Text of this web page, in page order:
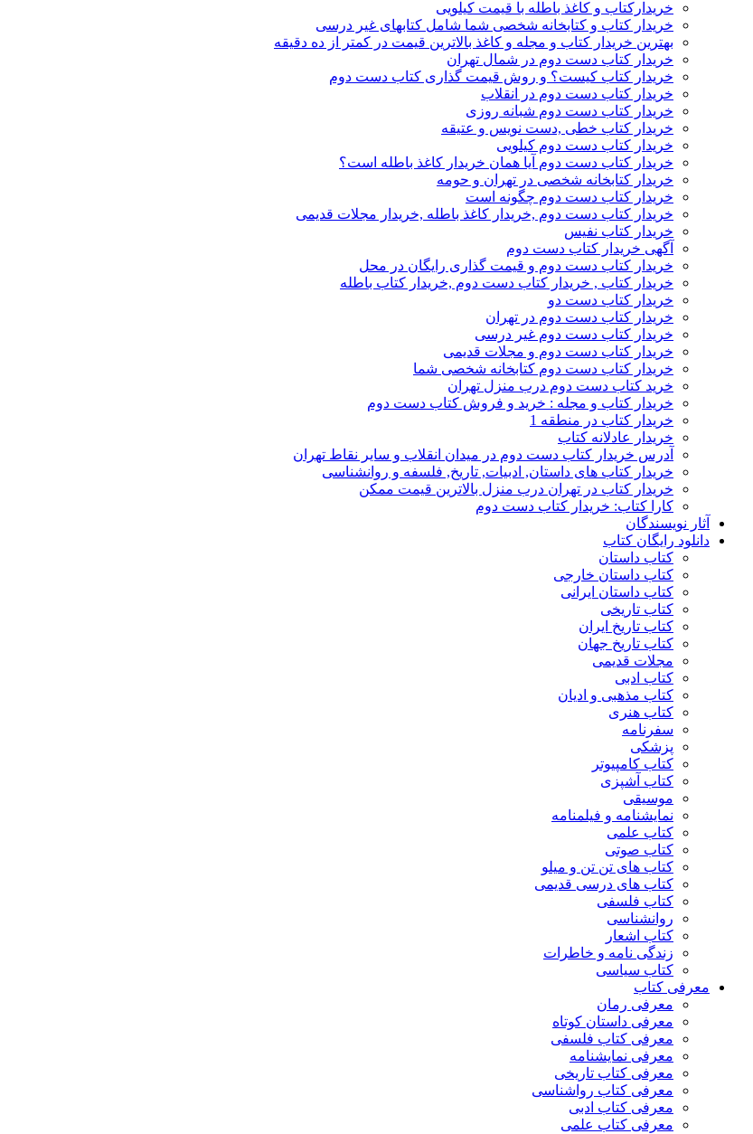
خریدارکتاب و کاغذ باطله با قیمت کیلویی
خریدار کتاب و کتابخانه شخصی شما شامل کتابهای غیر درسی
بهترین خریدار کتاب و مجله و کاغذ بالاترین قیمت در کمتر از ده دقیقه
خریدار کتاب دست دوم در شمال تهران
خریدار کتاب کیست؟ و روش قیمت گذاری کتاب دست دوم
خریدار کتاب دست دوم در انقلاب
خریدار کتاب دست دوم شبانه روزی
خریدار کتاب خطی ,دست نویس و عتیقه
خریدار کتاب دست دوم کیلویی
خریدار کتاب دست دوم آیا همان خریدار کاغذ باطله است؟
خریدار کتابخانه شخصی در تهران و حومه
خریدار کتاب دست دوم چگونه است
خریدار کتاب دست دوم ,خریدار کاغذ باطله ,خریدار مجلات قدیمی
خریدار کتاب نفیس
آگهی خریدار کتاب دست دوم
خریدار کتاب دست دوم و قیمت گذاری رایگان در محل
خریدار کتاب , خریدار کتاب دست دوم ,خریدار کتاب باطله
خریدار کتاب دست دو
خریدار کتاب دست دوم در تهران
خریدار کتاب دست دوم غیر درسی
خریدار کتاب دست دوم و مجلات قدیمی
خریدار کتاب دست دوم کتابخانه شخصی شما
خرید کتاب دست دوم درب منزل تهران
خریدار کتاب و مجله : خرید و فروش کتاب دست دوم
خریدار کتاب در منطقه 1
خریدار عادلانه کتاب
آدرس خریدار کتاب دست دوم در میدان انقلاب و سایر نقاط تهران
خریدار کتاب های داستان, ادبیات, تاریخ, فلسفه و روانشناسی
خریدار کتاب در تهران درب منزل بالاترین قیمت ممکن
کارا کتاب: خریدار کتاب دست دوم
آثار نویسندگان
دانلود رایگان کتاب
کتاب داستان
کتاب داستان خارجی
کتاب داستان ایرانی
کتاب تاریخی
کتاب تاریخ ایران
کتاب تاریخ جهان
مجلات قدیمی
کتاب ادبی
کتاب مذهبی و ادیان
کتاب هنری
سفرنامه
پزشکی
کتاب کامپیوتر
کتاب آشپزی
موسیقی
نمایشنامه و فیلمنامه
کتاب علمی
کتاب صوتی
کتاب های تن تن و میلو
کتاب های درسی قدیمی
کتاب فلسفی
روانشناسی
کتاب اشعار
زندگی نامه و خاطرات
کتاب سیاسی
معرفی کتاب
معرفی رمان
معرفی داستان کوتاه
معرفی کتاب فلسفی
معرفی نمایشنامه
معرفی کتاب تاریخی
معرفی کتاب رواشناسی
معرفی کتاب ادبی
معرفی کتاب علمی